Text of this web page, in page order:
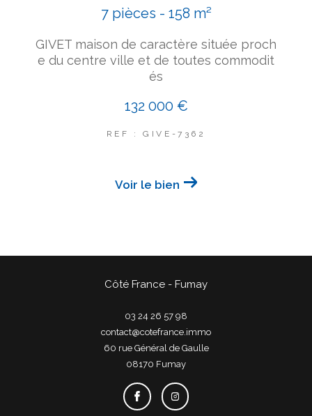
7 pièces - 158 m²
GIVET maison de caractère située proch
e du centre ville et de toutes commodit
és
132 000 €
REF : GIVE-7362
Voir le bien
Côté France - Fumay
03 24 26 57 98
contact@cotefrance.immo
60 rue Général de Gaulle
08170
fumay